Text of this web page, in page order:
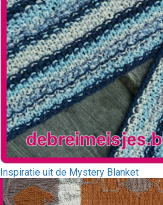
Inspiratie uit de Mystery Blanket